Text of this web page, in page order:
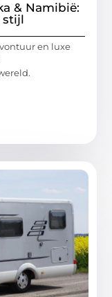
& Namibië:
en luxe